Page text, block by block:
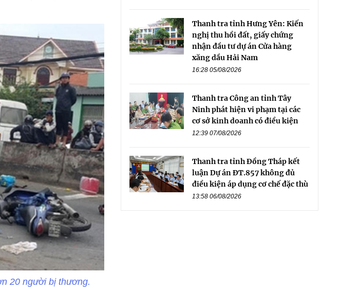
20 người bị thương.
Thanh tra tỉnh Hưng Yên: Kiến
nghị thu hồi đất, giấy chứng
nhận đầu tư dự án Cửa hàng
xăng dầu Hải Nam
16:28 05/08/2026
Thanh tra Công an tỉnh Tây
Ninh phát hiện vi phạm tại các
cơ sở kinh doanh có điều kiện
12:39 07/08/2026
Thanh tra tỉnh Đồng Tháp kết
luận Dự án ĐT.857 không đủ
điều kiện áp dụng cơ chế đặc thù
13:58 06/08/2026